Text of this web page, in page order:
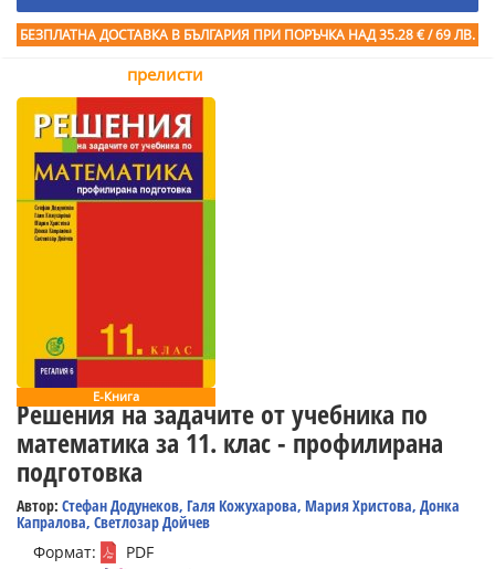
БЕЗПЛАТНА ДОСТАВКА В БЪЛГАРИЯ ПРИ ПОРЪЧКА НАД 35.28 € / 69 ЛВ.
прелисти
Е-Книга
Решения на задачите от учебника по
математика за 11. клас - профилирана
подготовка
Автор: Стефан Додунеков, Галя Кожухарова, Мария Христова, Донка
Капралова, Светлозар Дойчев
Формат:
PDF